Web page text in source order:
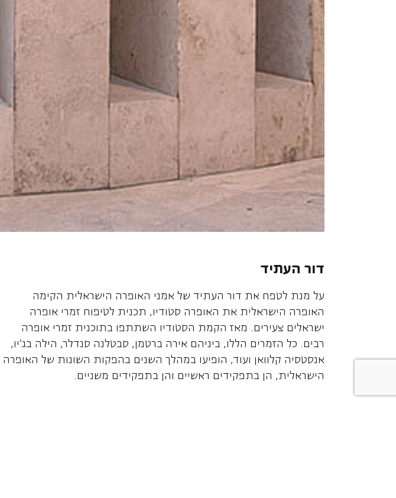
דור העתיד
על מנת לטפח את דור העתיד של אמני האופרה הישראלית הקימה
האופרה הישראלית את האופרה סטודיו, תכנית לטיפוח זמרי אופרה
ישראלים צעירים. מאז הקמת הסטודיו השתתפו בתוכנית זמרי אופרה
רבים. כל הזמרים הללו, ביניהם אירה ברטמן, סבטלנה סנדלר, הילה בג'יו,
אנסטסיה קלוואן ועוד, הופיעו במהלך השנים בהפקות השונות של האופרה
הישראלית, הן בתפקידים ראשיים והן בתפקידים משניים.